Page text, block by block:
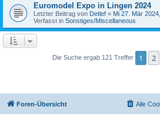
Euromodel Expo in Lingen 2024
Letzter Beitrag von Detlef « Mi 27. Mär
Verfasst in Sonstiges/Miscellaneous
Die Suche ergab 121 Treffer 1 2
Foren-Übersicht Alle